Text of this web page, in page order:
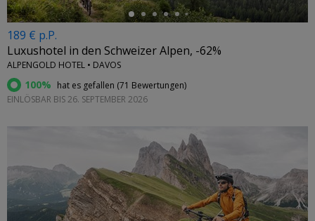
189 € p.P.
Luxushotel in den Schweizer Alpen, -62%
ALPENGOLD HOTEL • DAVOS
100% hat es gefallen (71 Bewertungen)
EINLÖSBAR BIS 26. SEPTEMBER 2026
←